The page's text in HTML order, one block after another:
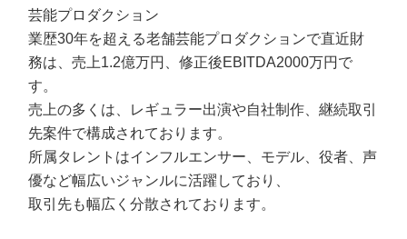
芸能プロダクション
業歴30年を超える老舗芸能プロダクションで直近財
務は、売上1.2億万円、修正後EBITDA2000万円で
す。
売上の多くは、レギュラー出演や自社制作、継続取引
先案件で構成されております。
所属タレントはインフルエンサー、モデル、役者、声
優など幅広いジャンルに活躍しており、
取引先も幅広く分散されております。